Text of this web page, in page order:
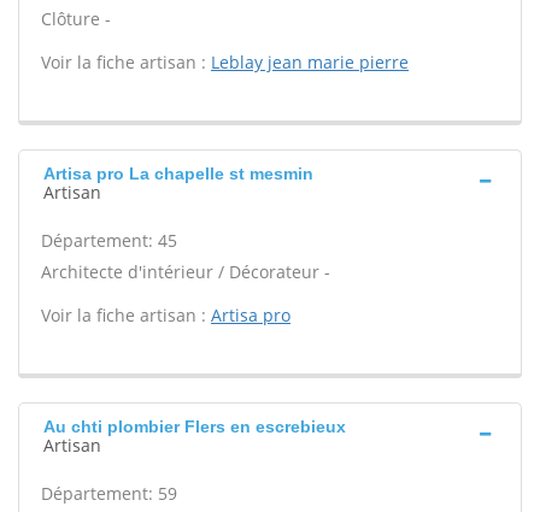
Clôture -
Voir la fiche artisan : Leblay jean marie pierre
Artisa pro La chapelle st mesmin
Artisan
Département: 45
Architecte d'intérieur / Décorateur -
Voir la fiche artisan : Artisa pro
Au chti plombier Flers en escrebieux
Artisan
Département: 59